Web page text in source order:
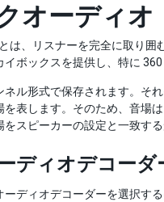
オーディオ
は、リスナーを完全に取り
ボックスを提供し、特に
ル形式で保存されます。そ
表します。そのため、音場
スピーカーの設定と一致す
ディオデコーダ
ディオデコーダーを選択す